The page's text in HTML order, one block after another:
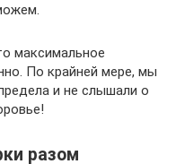
максимальное
По крайней мере, мы
и не слышали о
разом